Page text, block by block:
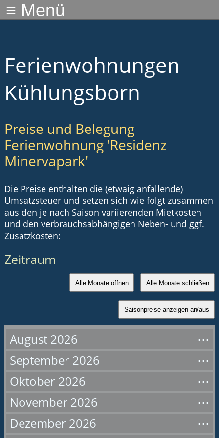
≡ Menü
Ferienwohnungen
Kühlungsborn
Preise und Belegung
Ferienwohnung 'Residenz
Minervapark'
Die Preise enthalten die (etwaig anfallende)
Umsatzsteuer und setzen sich wie folgt zusammen
aus den je nach Saison variierenden Mietkosten
und den verbrauchsabhängigen Neben- und ggf.
Zusatzkosten:
Zeitraum
Alle Monate öffnen Alle Monate schließen
Saisonpreise anzeigen an/aus
August 2026
September 2026
Oktober 2026
November 2026
Dezember 2026